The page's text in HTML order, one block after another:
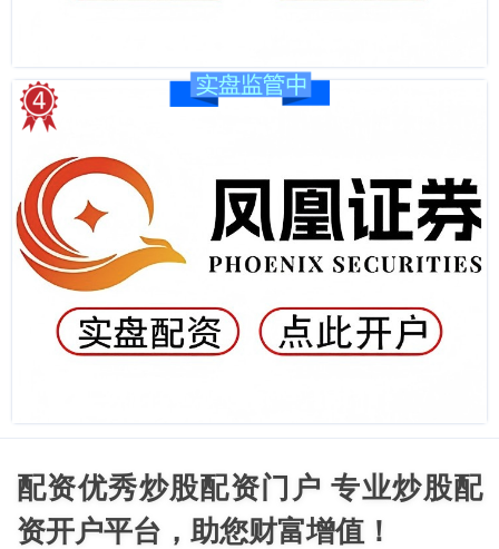
配资优秀炒股配资门户 专业炒股配
资开户平台，助您财富增值！